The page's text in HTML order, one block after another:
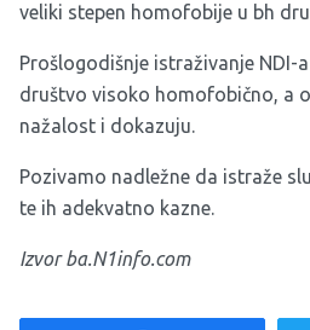
veliki stepen homofobije u bh
Prošlogodišnje istraživanje NDI-
društvo visoko homofobično, a
nažalost i dokazuju.
Pozivamo nadležne da istraže
te ih adekvatno kazne.
Izvor ba.N1info.com